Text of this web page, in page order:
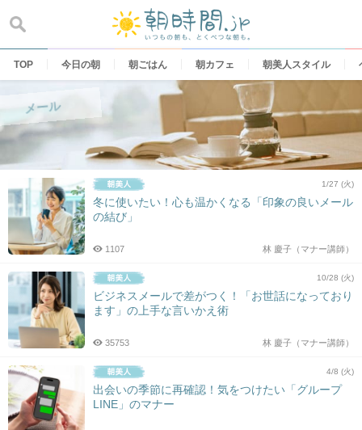
content
TOP 今日の朝 朝ごはん 朝カフェ 朝美人スタイル
メール
1/27 (火)
冬に使いたい！心も温かくなる「印象の良いメール
の結び」
林 慶子（マナー講師）
1107
10/28 (火)
ビジネスメールで差がつく！「お世話になっており
ます」の上手な言いかえ術
林 慶子（マナー講師）
35753
4/8 (火)
出会いの季節に再確認！気をつけたい「グループ
LINE」のマナー